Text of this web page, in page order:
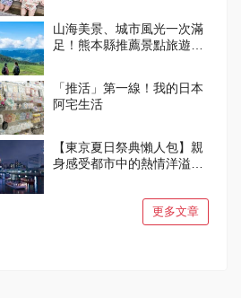
山海美景、城市風光一次滿
足！熊本縣推薦景點旅遊指
「推活」第一線！我的日本
阿宅生活
【東京夏日祭典懶人包】親
身感受都市中的熱情洋溢與
更多文章